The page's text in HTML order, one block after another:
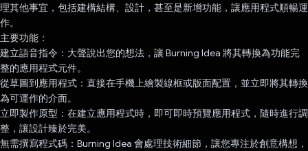
理其他事宜，包括建構結構、設計，甚至是新增功能，讓應用程式順暢運
作。
主要功能：
建立語音指令：大聲說出您的想法，讓 Burning Idea 將其轉換為功能完
整的應用程式元件。
從草圖到應用程式：直接在手機上繪製線框或版面配置，並立即將其轉換
為可運作的介面。
立即製作原型：在建立應用程式時，即可即時預覽應用程式，隨時進行調
整，讓設計臻於完美。
無需撰寫程式碼：Burning Idea 會處理技術細節，讓您專注於創意構想，